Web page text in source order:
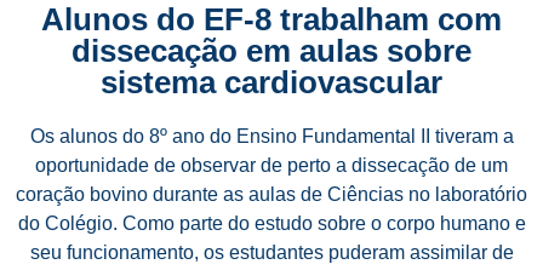
Alunos do EF-8 trabalham com
dissecação em aulas sobre
sistema cardiovascular
Os alunos do 8º ano do Ensino Fundamental II tiveram a
oportunidade de observar de perto a dissecação de um
coração bovino durante as aulas de Ciências no laboratório
do Colégio. Como parte do estudo sobre o corpo humano e
seu funcionamento, os estudantes puderam assimilar de